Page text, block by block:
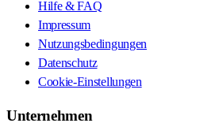
Hilfe & FAQ
Impressum
Nutzungsbedingungen
Datenschutz
Cookie-Einstellungen
Unternehmen